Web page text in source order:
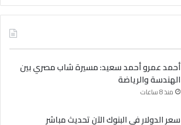
أحمد عمرو أحمد سعيد: مسيرة شاب مصري بين
الهندسة والرياضة
منذ 8 ساعات
سعر الدولار في البنوك الآن تحديث مباشر